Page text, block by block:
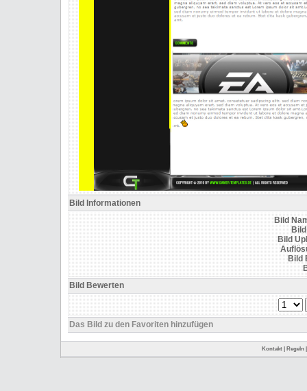
Bild Informationen
Bild
Bild
Bild
Bild Bewerten
Das Bild zu den Favoriten hinzufügen
Kontakt Regeln